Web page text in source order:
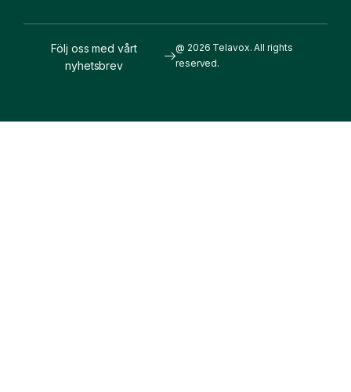
@ 2026 Telavox. All rights
reserved.
Följ oss med vårt
nyhetsbrev